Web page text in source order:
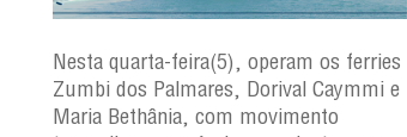
Nesta quarta-feira(5), operam os ferries
Zumbi dos Palmares, Dorival Caymmi e
Maria Bethânia, com movimento